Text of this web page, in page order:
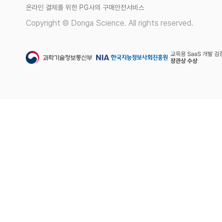
온라인 결제를 위한 PG사의 구매안전서비스
Copyright © Donga Science. All rights reserved.